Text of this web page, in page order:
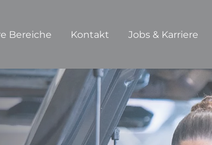
Bereiche Kontakt Jobs & Karriere